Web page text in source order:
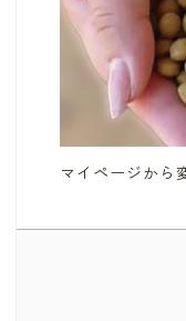
マイページから